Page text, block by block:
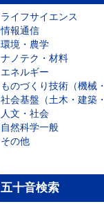
ライフサイエンス
情報通信
環境・農学
ナノテク・材料
エネルギー
ものづくり技術（機械
社会基盤（土木・建築
人文・社会
自然科学一般
その他
五十音検索